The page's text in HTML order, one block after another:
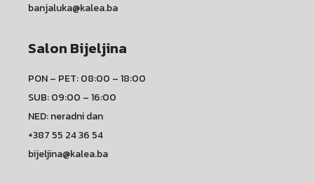
banjaluka@kalea.ba
Salon Bijeljina
PON – PET: 08:00 – 18:00
SUB: 09:00 – 16:00
NED: neradni dan
+387 55 24 36 54
bijeljina@kalea.ba